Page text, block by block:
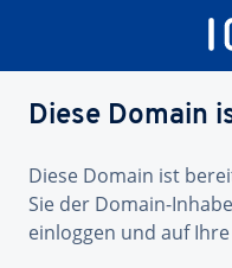
Diese Domain
Diese Domain ist
Sie der Domain-
einloggen und auf